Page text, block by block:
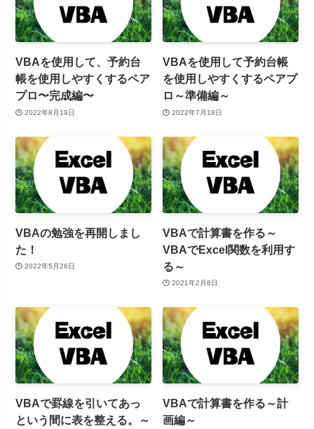
VBAを使用して、予約台
帳を使用しやすくするペア
プロ〜完成編〜
2022年8月19日
VBAを使用して予約台帳
を使用しやすくするペアプ
ロ～準備編～
2022年7月18日
VBAの勉強を再開しまし
た！
2022年5月26日
VBAで計算書を作る～
VBAでExcel関数を利用す
る～
2021年2月8日
VBAで罫線を引いてあっ
という間に表を整える。～
VBAで計算書を作る～計
画編～